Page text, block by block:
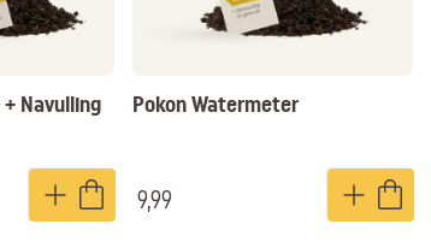
Navulling
Pokon Watermeter
9,99